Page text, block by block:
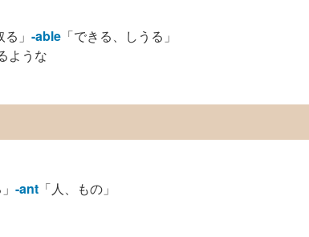
」 -able 「できる、しうる」
ような
-ant 「人、もの」